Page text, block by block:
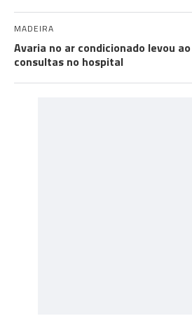
MADEIRA
Avaria no ar condicionado levou
consultas no hospital